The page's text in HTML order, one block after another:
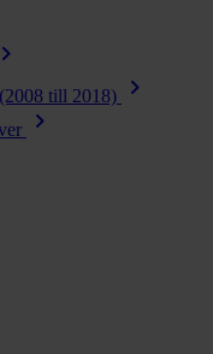
chevron_right
till 2018) chevron_right
chevron_right